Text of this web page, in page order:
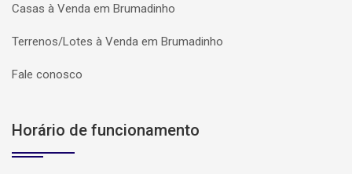
Casas à Venda em Brumadinho
Terrenos/Lotes à Venda em Brumadinho
Fale conosco
Horário de funcionamento